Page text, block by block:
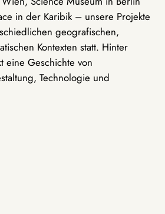
in der Karibik – unsere Projekte
geografischen,
Kontexten statt. Hinter
eine Geschichte von
Technologie und